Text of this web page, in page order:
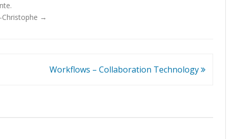
Christophe →
Workflows – Collaboration Technology